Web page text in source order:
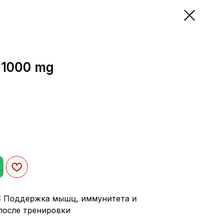
mg
Поддержка мышц, иммунитета и
тренировки